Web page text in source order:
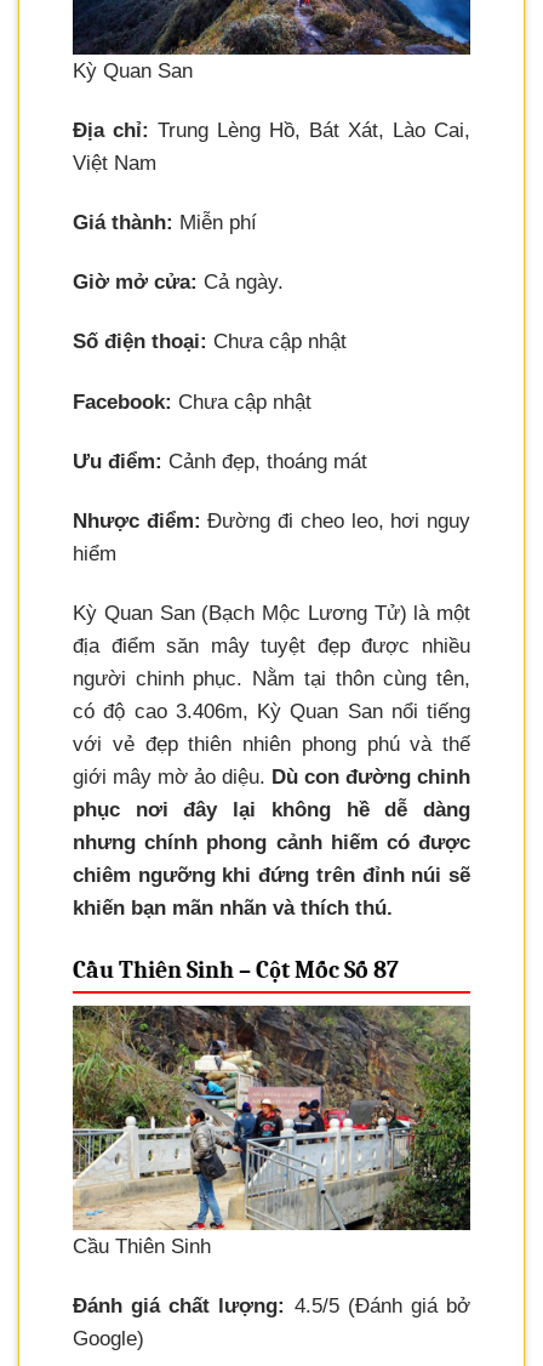
Kỳ Quan San
Địa chỉ: Trung Lèng Hồ, Bát Xát, Lào Cai,
Việt Nam
Giá thành: Miễn phí
Giờ mở cửa: Cả ngày.
Số điện thoại: Chưa cập nhật
Facebook: Chưa cập nhật
Ưu điểm: Cảnh đẹp, thoáng mát
Nhược điểm: Đường đi cheo leo, hơi nguy
hiểm
Kỳ Quan San (Bạch Mộc Lương Tử) là một
địa điểm săn mây tuyệt đẹp được nhiều
người chinh phục. Nằm tại thôn cùng tên,
có độ cao 3.406m, Kỳ Quan San nổi tiếng
với vẻ đẹp thiên nhiên phong phú và thế
giới mây mờ ảo diệu. Dù con đường chinh
phục nơi đây lại không hề dễ dàng
nhưng chính phong cảnh hiếm có được
chiêm ngưỡng khi đứng trên đỉnh núi sẽ
khiến bạn mãn nhãn và thích thú.
Cầu Thiên Sinh – Cột Mốc Số 87
Cầu Thiên Sinh
Đánh giá chất lượng: 4.5/5 (Đánh giá bở
Google)